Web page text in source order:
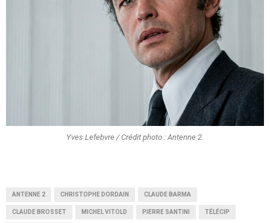
Yves Lefebvre / Crédit photo : Antenne 2.
ANTENNE 2 CHRISTOPHE DORDAIN CLAUDE BARMA
CLAUDE BROSSET MICHEL VITOLD PIERRE SANTINI TÉLÉCIP